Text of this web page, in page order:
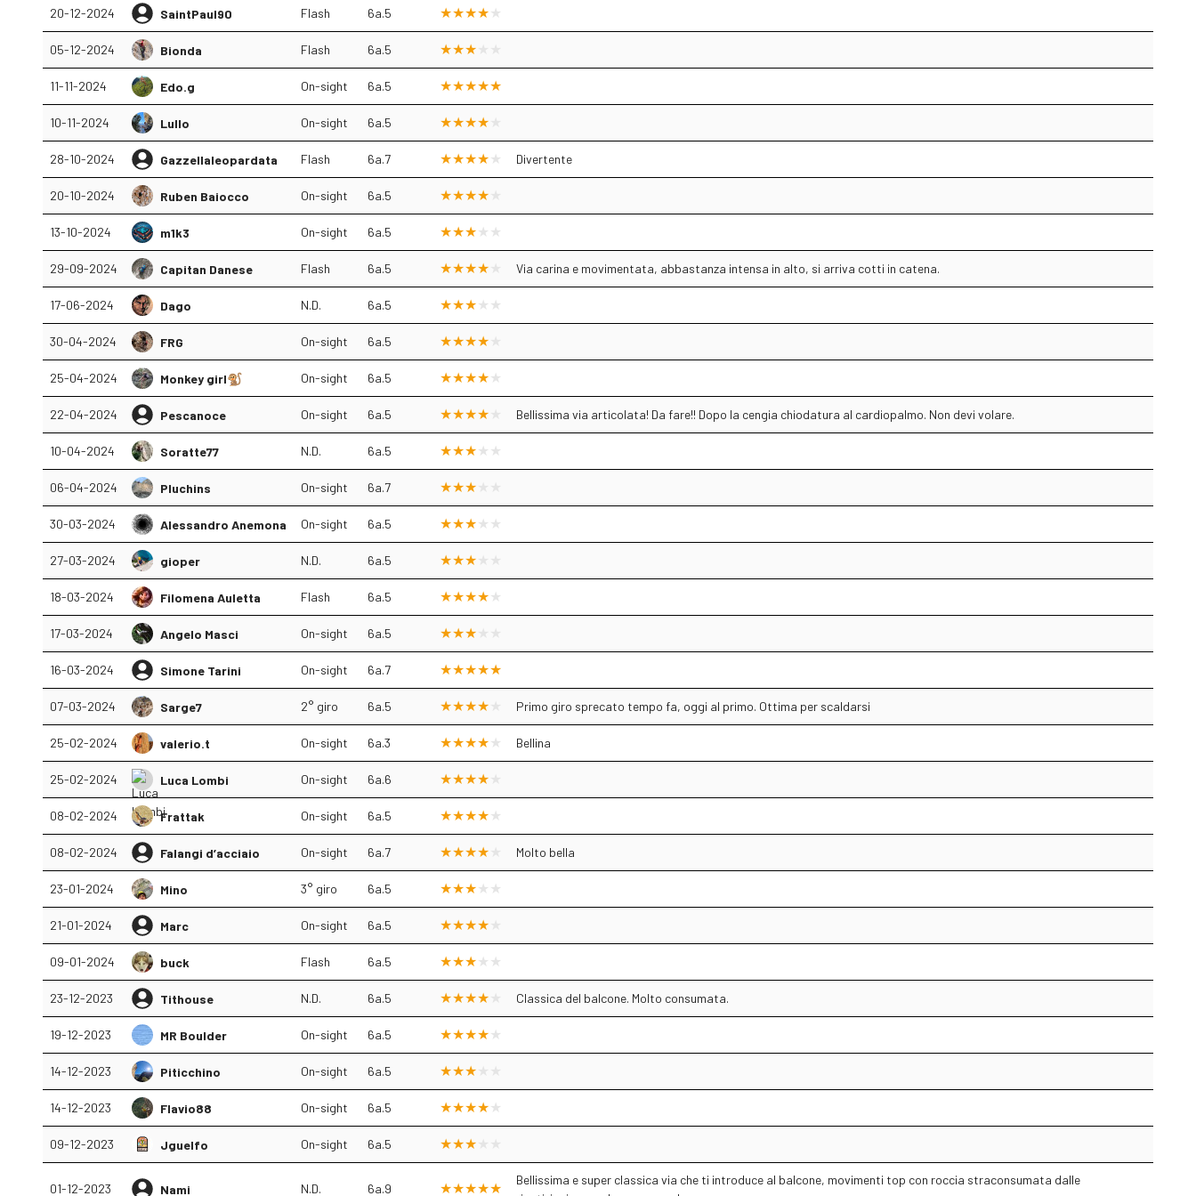
20-12-2024 SaintPaul90 Flash 6a.5
05-12-2024 Bionda Flash 6a.5
11-11-2024 Edo.g On-sight 6a.5
10-11-2024 Lullo On-sight 6a.5
28-10-2024 Gazzellaleopardata Flash 6a.7 Divertente
20-10-2024 Ruben Baiocco On-sight 6a.5
13-10-2024 m1k3 On-sight 6a.5
29-09-2024 Capitan Danese Flash 6a.5 Via carina e movimentata, abbastanza intensa in alto, si arriva cotti in catena.
17-06-2024 Dago N.D. 6a.5
30-04-2024 FRG On-sight 6a.5
25-04-2024 Monkey girl🐒 On-sight 6a.5
22-04-2024 Pescanoce On-sight 6a.5 Bellissima via articolata! Da fare!! Dopo la cengia chiodatura al cardiopalmo. Non devi volare.
10-04-2024 Soratte77 N.D. 6a.5
06-04-2024 Pluchins On-sight 6a.7
30-03-2024 Alessandro Anemona On-sight 6a.5
27-03-2024 gioper N.D. 6a.5
18-03-2024 Filomena Auletta Flash 6a.5
17-03-2024 Angelo Masci On-sight 6a.5
16-03-2024 Simone Tarini On-sight 6a.7
07-03-2024 Sarge7 2° giro 6a.5 Primo giro sprecato tempo fa, oggi al primo. Ottima per scaldarsi
25-02-2024 valerio.t On-sight 6a.3 Bellina
25-02-2024 Luca Lombi On-sight 6a.6
08-02-2024 Frattak On-sight 6a.5
08-02-2024 Falangi d’acciaio On-sight 6a.7 Molto bella
23-01-2024 Mino 3° giro 6a.5
21-01-2024 Marc On-sight 6a.5
09-01-2024 buck Flash 6a.5
23-12-2023 Tithouse N.D. 6a.5 Classica del balcone. Molto consumata.
19-12-2023 MR Boulder On-sight 6a.5
14-12-2023 Piticchino On-sight 6a.5
14-12-2023 Flavio88 On-sight 6a.5
09-12-2023 Jguelfo On-sight 6a.5
01-12-2023 Nami N.D. 6a.9
Bellissima e super classica via che ti introduce al balcone, movimenti top con roccia straconsumata dalle